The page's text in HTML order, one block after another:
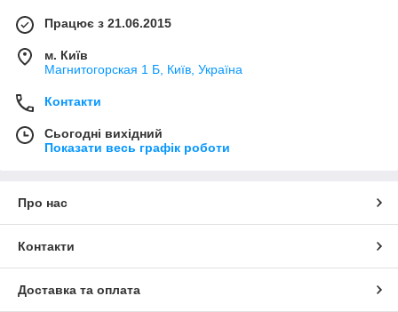
Працює з 21.06.2015
м. Київ
Магнитогорская 1 Б, Київ, Україна
Контакти
Сьогодні вихідний
Показати весь графік роботи
Про нас
Контакти
Доставка та оплата